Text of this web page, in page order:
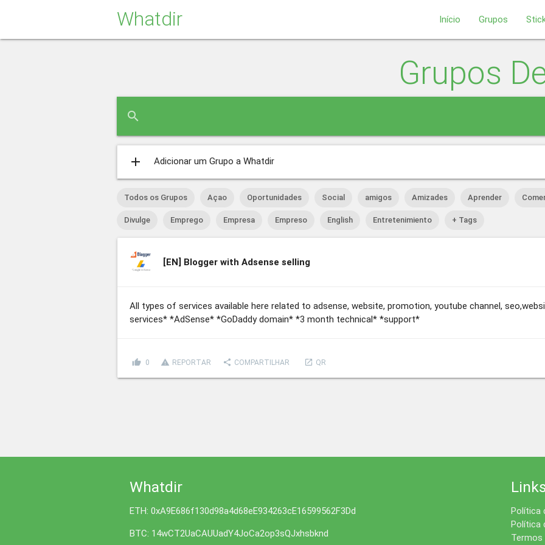
Whatdir Início Grupos
Grupos
search
add Adicionar um Grupo a Whatdir
Todos os Grupos Açao Oportunidades Social amigos Amizades Aprender
Divulge Emprego Empresa Empreso English Entretenimiento + Tags
[EN] Blogger with Adsense selling
All types of services available here related to adsense, website, promotion, youtube channel,
services* *AdSense* *GoDaddy domain* *3 month technical* *support*
thumb_up 0 report_problem REPORTAR share COMPARTILHAR launch QR
Whatdir
ETH: 0xA9E686f130d98a4d68eE934263cE16599562F3Dd
BTC: 14wCT2UaCAUUadY4JoCa2op3sQJxhsbknd
Política
Política
Termos